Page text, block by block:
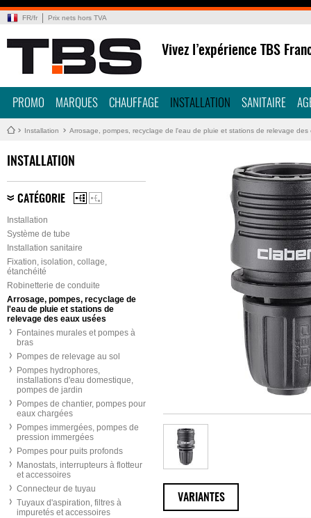
FR/fr Prix nets hors TVA
Vivez l’expérience TBS
PROMO MARQUES CHAUFFAGE INSTALLATION SANITAIRE
Installation Arrosage, pompes, recyclage de l'eau de pluie et stations de relevage des
INSTALLATION
CATÉGORIE
Installation
Système de tube
Installation sanitaire
Fixation, isolation, collage,
étanchéité
Robinetterie de conduite
Arrosage, pompes, recyclage de
l'eau de pluie et stations de
relevage des eaux usées
Fontaines murales et pompes à
bras
Pompes de relevage au sol
Pompes hydrophores,
installations d'eau domestique,
pompes de jardin
Pompes de chantier, pompes pour
eaux chargées
Pompes immergées, pompes de
pression immergées
Pompes pour puits profonds
Manostats, interrupteurs à flotteur
et accessoires
Connecteur de tuyau
Tuyaux d'aspiration, filtres à
impuretés et accessoires
VARIANTES